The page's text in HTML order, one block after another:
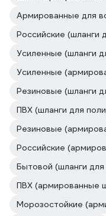
Армированные для
Российские (шланги
Усиленные (шланги
Усиленные
Резиновые (шланги
ПВХ (шланги для
Резиновые
Российские
Бытовой (шланги для
ПВХ (армированные
Морозостойкие